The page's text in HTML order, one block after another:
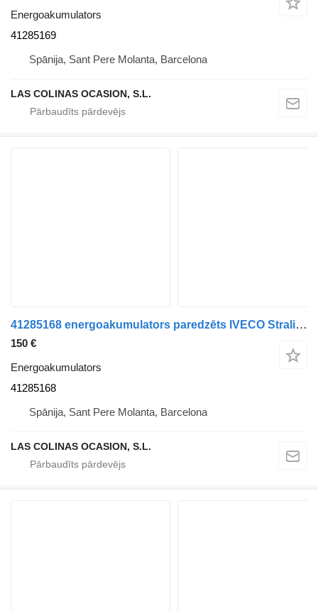
Energoakumulators
41285169
Spānija, Sant Pere Molanta, Barcelona
LAS COLINAS OCASION, S.L.
41285168 energoakumulators paredzēts IVECO Stralis kravas automašīnas
150 €
Energoakumulators
41285168
Spānija, Sant Pere Molanta, Barcelona
LAS COLINAS OCASION, S.L.